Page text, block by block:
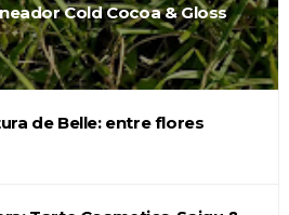
Cold Cocoa & Gloss
de Belle: entre flores